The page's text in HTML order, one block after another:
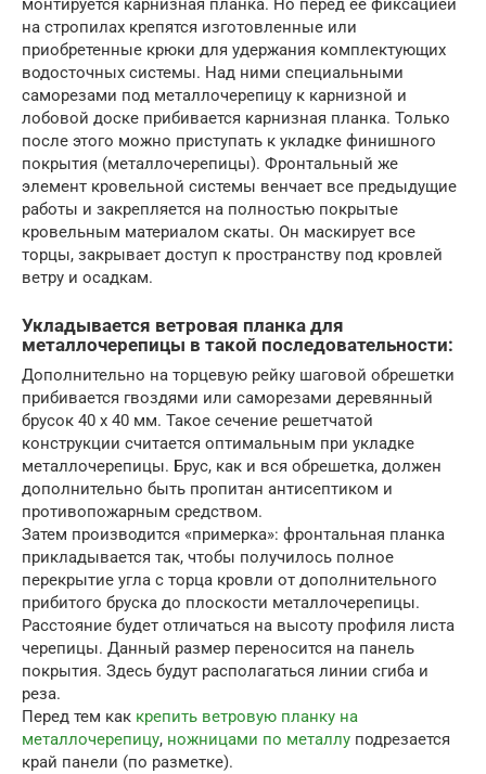
монтируется карнизная планка. Но перед ее фиксацией
на стропилах крепятся изготовленные или
приобретенные крюки для удержания комплектующих
водосточных системы. Над ними специальными
саморезами под металлочерепицу к карнизной и
лобовой доске прибивается карнизная планка. Только
после этого можно приступать к укладке финишного
покрытия (металлочерепицы). Фронтальный же
элемент кровельной системы венчает все предыдущие
работы и закрепляется на полностью покрытые
кровельным материалом скаты. Он маскирует все
торцы, закрывает доступ к пространству под кровлей
ветру и осадкам.
Укладывается ветровая планка для
металлочерепицы в такой последовательности:
Дополнительно на торцевую рейку шаговой обрешетки
прибивается гвоздями или саморезами деревянный
брусок 40 х 40 мм. Такое сечение решетчатой
конструкции считается оптимальным при укладке
металлочерепицы. Брус, как и вся обрешетка, должен
дополнительно быть пропитан антисептиком и
противопожарным средством.
Затем производится «примерка»: фронтальная планка
прикладывается так, чтобы получилось полное
перекрытие угла с торца кровли от дополнительного
прибитого бруска до плоскости металлочерепицы.
Расстояние будет отличаться на высоту профиля листа
черепицы. Данный размер переносится на панель
покрытия. Здесь будут располагаться линии сгиба и
реза.
Перед тем как крепить ветровую планку на
металлочерепицу, ножницами по металлу подрезается
край панели (по разметке).